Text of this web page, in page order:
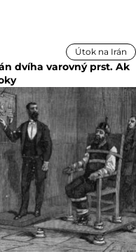
Útok na Irán
dvíha varovný prst. Ak